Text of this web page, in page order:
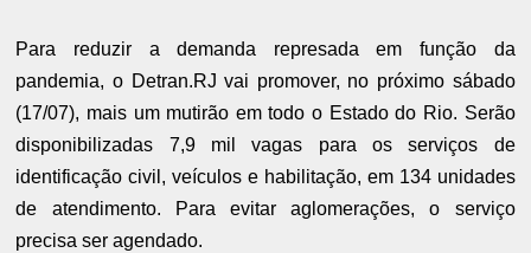
Para reduzir a demanda represada em função da
pandemia, o Detran.RJ vai promover, no próximo sábado
(17/07), mais um mutirão em todo o Estado do Rio. Serão
disponibilizadas 7,9 mil vagas para os serviços de
identificação civil, veículos e habilitação, em 134 unidades
de atendimento. Para evitar aglomerações, o serviço
precisa ser agendado.